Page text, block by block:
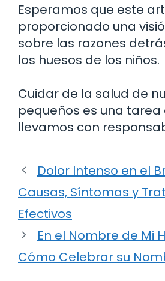
Esperamos que este
proporcionado una
sobre las razones
los huesos de los niños.
Cuidar de la salud de
pequeños es una tarea
llevamos con
Dolor Intenso en el
Causas, Síntomas y
Efectivos
En el Nombre de Mi
Cómo Celebrar su